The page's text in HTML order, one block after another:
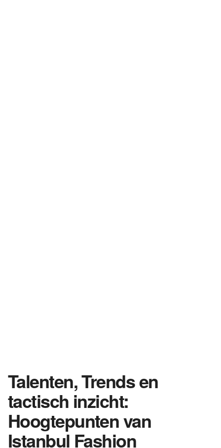
Talenten, Trends en
tactisch inzicht:
Hoogtepunten van
Istanbul Fashion